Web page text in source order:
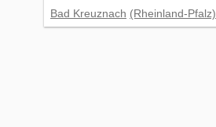
Bad Kreuznach (Rheinland-Pfalz)